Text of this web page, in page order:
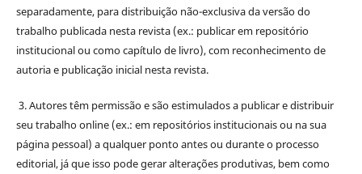
separadamente, para distribuição não-exclusiva da versão do
trabalho publicada nesta revista (ex.: publicar em repositório
institucional ou como capítulo de livro), com reconhecimento de
autoria e publicação inicial nesta revista.
3. Autores têm permissão e são estimulados a publicar e distribuir
seu trabalho online (ex.: em repositórios institucionais ou na sua
página pessoal) a qualquer ponto antes ou durante o processo
editorial, já que isso pode gerar alterações produtivas, bem como